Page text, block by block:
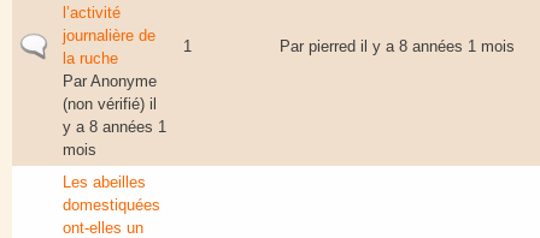
Sujet normal
l’activité
journalière de
la ruche
Par Anonyme
(non vérifié) il
y a 8 années 1
mois
1 Par pierred il y a 8 années 1 mois
Les abeilles
domestiquées
ont-elles un